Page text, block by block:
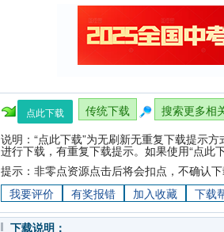
点此下载 传统下载
搜索更多相
说明：“点此下载”为无刷新无重复下载提示
进行下载，有重复下载提示。如果使用“点此
提示：非零点资源点击后将会扣点，不确认下
我要评价
有奖报错 加入收藏 下载
下载说明：